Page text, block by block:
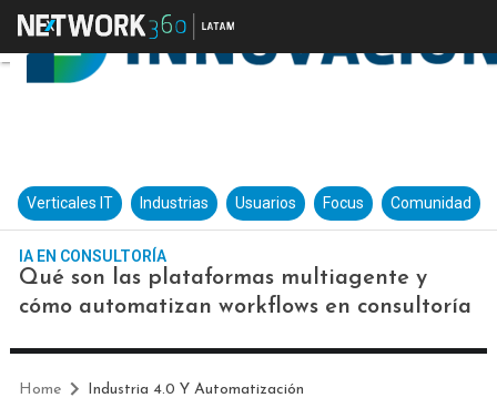
Verticales IT Industrias Usuarios Focus Comunidad
IA EN CONSULTORÍA
Qué son las plataformas multiagente y
cómo automatizan workflows en consultoría
Home Industria 4.0 Y Automatización